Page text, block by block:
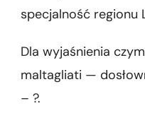
specjalność regionu
Dla wyjaśnienia
maltagliati —
– ?.